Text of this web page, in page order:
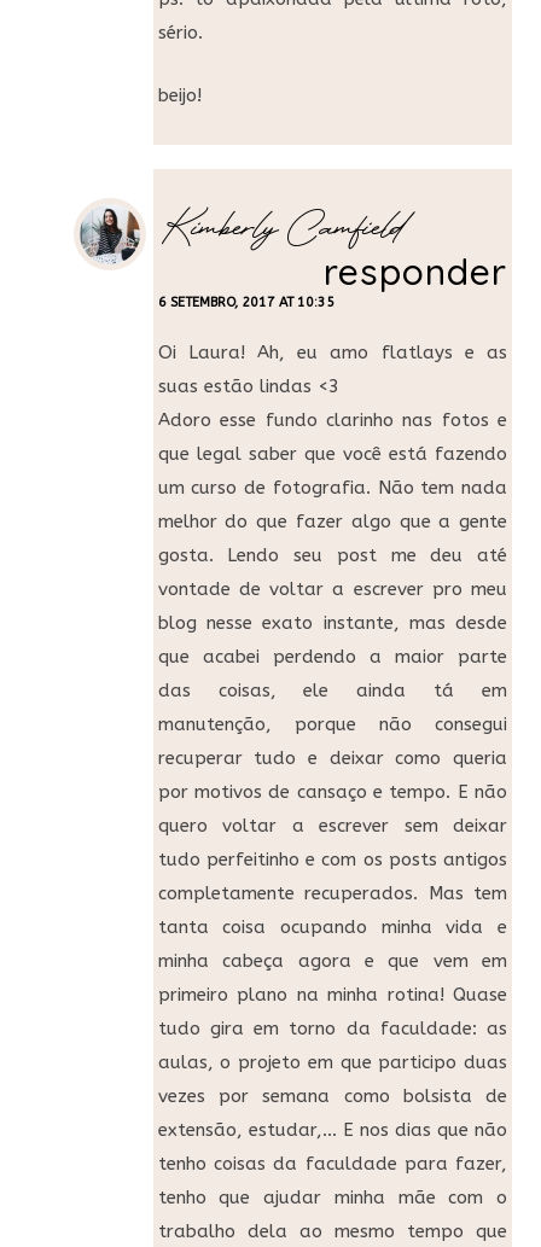
sério.
beijo!
Kimberly Camfield
6 SETEMBRO, 2017 AT 10:35
responder
Oi Laura! Ah, eu amo flatlays e as
suas estão lindas <3
Adoro esse fundo clarinho nas fotos e
que legal saber que você está fazendo
um curso de fotografia. Não tem nada
melhor do que fazer algo que a gente
gosta. Lendo seu post me deu até
vontade de voltar a escrever pro meu
blog nesse exato instante, mas desde
que acabei perdendo a maior parte
das coisas, ele ainda tá em
manutenção, porque não consegui
recuperar tudo e deixar como queria
por motivos de cansaço e tempo. E não
quero voltar a escrever sem deixar
tudo perfeitinho e com os posts antigos
completamente recuperados. Mas tem
tanta coisa ocupando minha vida e
minha cabeça agora e que vem em
primeiro plano na minha rotina! Quase
tudo gira em torno da faculdade: as
aulas, o projeto em que participo duas
vezes por semana como bolsista de
extensão, estudar,… E nos dias que não
tenho coisas da faculdade para fazer,
tenho que ajudar minha mãe com o
trabalho dela ao mesmo tempo que